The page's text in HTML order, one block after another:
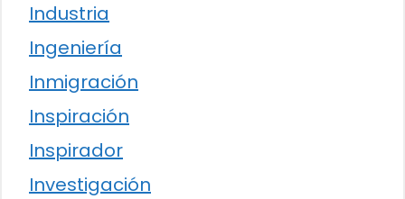
Industria
Ingeniería
Inmigración
Inspiración
Inspirador
Investigación